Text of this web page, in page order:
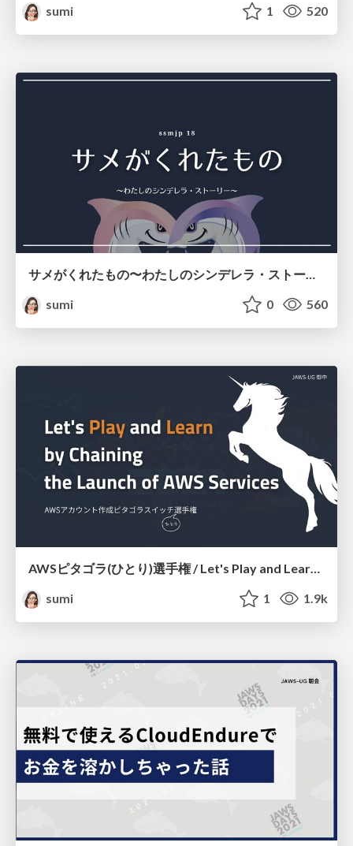
sumi
1 520
サメがくれたもの〜わたしのシンデレラ・ストーリー〜 ssmjp-18
sumi
0 560
AWSピタゴラ(ひとり)選手権 / Let's Play and Learn by Chaining the Launch of AWS Services
sumi
1 1.9k